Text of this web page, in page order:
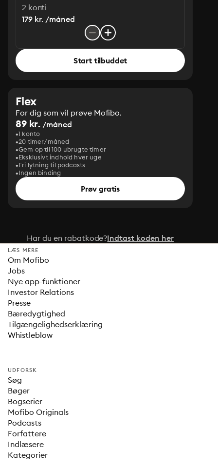
2 konti
179 kr. /måned
Start tilbuddet
Flex
For dig som vil prøve Mofibo.
89 kr. /måned
1 konto
20 timer/måned
Gem op til 100 ubrugte timer
Eksklusivt indhold hver uge
Fri lytning til podcasts
Ingen binding
Prøv gratis
Har du en rabatkode?Indtast koden her
LÆS MERE
Om Mofibo
Jobs
Nye app-funktioner
Investor Relations
Presse
Bæredygtighed
Tilgængelighedserklæring
Whistleblow
UDFORSK
Søg
Bøger
Bogserier
Mofibo Originals
Podcasts
Forfattere
Indlæsere
Kategorier